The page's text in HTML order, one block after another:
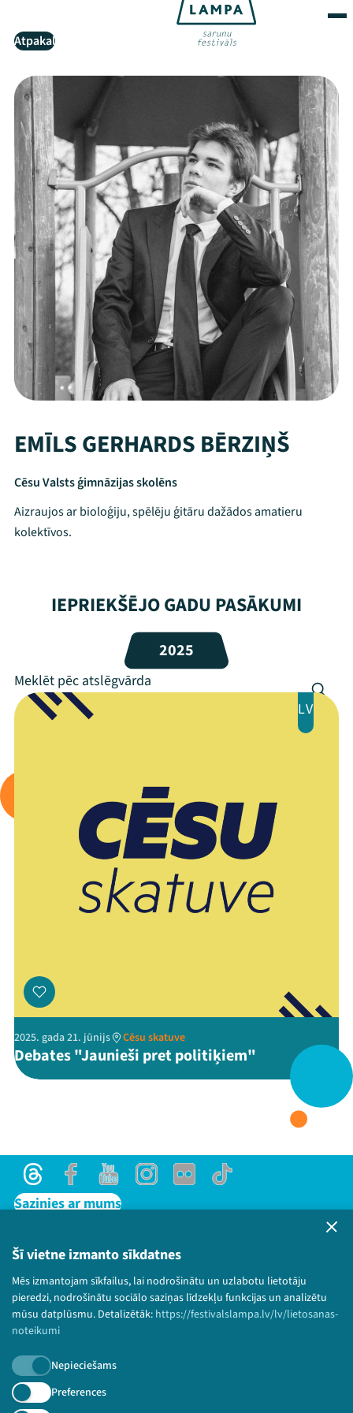
Šī vietne izmanto sīkdatnes
Mēs izmantojam sīkfailus, lai nodrošinātu un uzlabotu lietotāju
pieredzi, nodrošinātu sociālo saziņas līdzekļu funkcijas un analizētu
mūsu datplūsmu. Detalizētāk: https://festivalslampa.lv/lv/lietosanas-
noteikumi
Nepieciešams
Preferences
Mana programma
Festivāls
Programma
Jaunumi
Ziedo
Veikals
Kontakti
ThreadsFacebookYoutube
X Instagram
Flick TikTok
Atpakaļ
EMĪLS GERHARDS BĒRZIŅŠ
Cēsu Valsts ģimnāzijas skolēns
Aizraujos ar bioloģiju, spēlēju ģitāru dažādos amatieru
kolektīvos.
IEPRIEKŠĒJO GADU PASĀKUMI
2025
LV
2025. gada 21. jūnijs Cēsu skatuve
Debates "Jaunieši pret politiķiem"
ThreadsFacebookYoutubeInstagram
Flick TikTok
Sazinies ar mums
Lietošanas noteikumi un sīkdatņu politika
Bērnu aizsardzības politika
© 2026 Sarunu festivāls LAMPA Visas tiesības
paturētas.
Piesakies jaunumiem!